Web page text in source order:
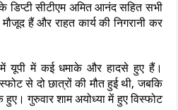
डिप्टी सीटीएम अमित आनंद सहित सभी
हैं और राहत कार्य की निगरानी कर
यूपी में कई धमाके और हादसे हुए हैं।
से दो छात्रों की मौत हुई थी, जबकि
गुरुवार शाम अयोध्या में हुए विस्फोट